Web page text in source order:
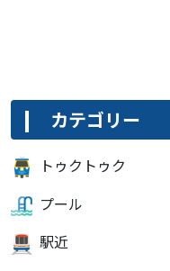
カテゴリー
トゥクトゥク
プール
駅近